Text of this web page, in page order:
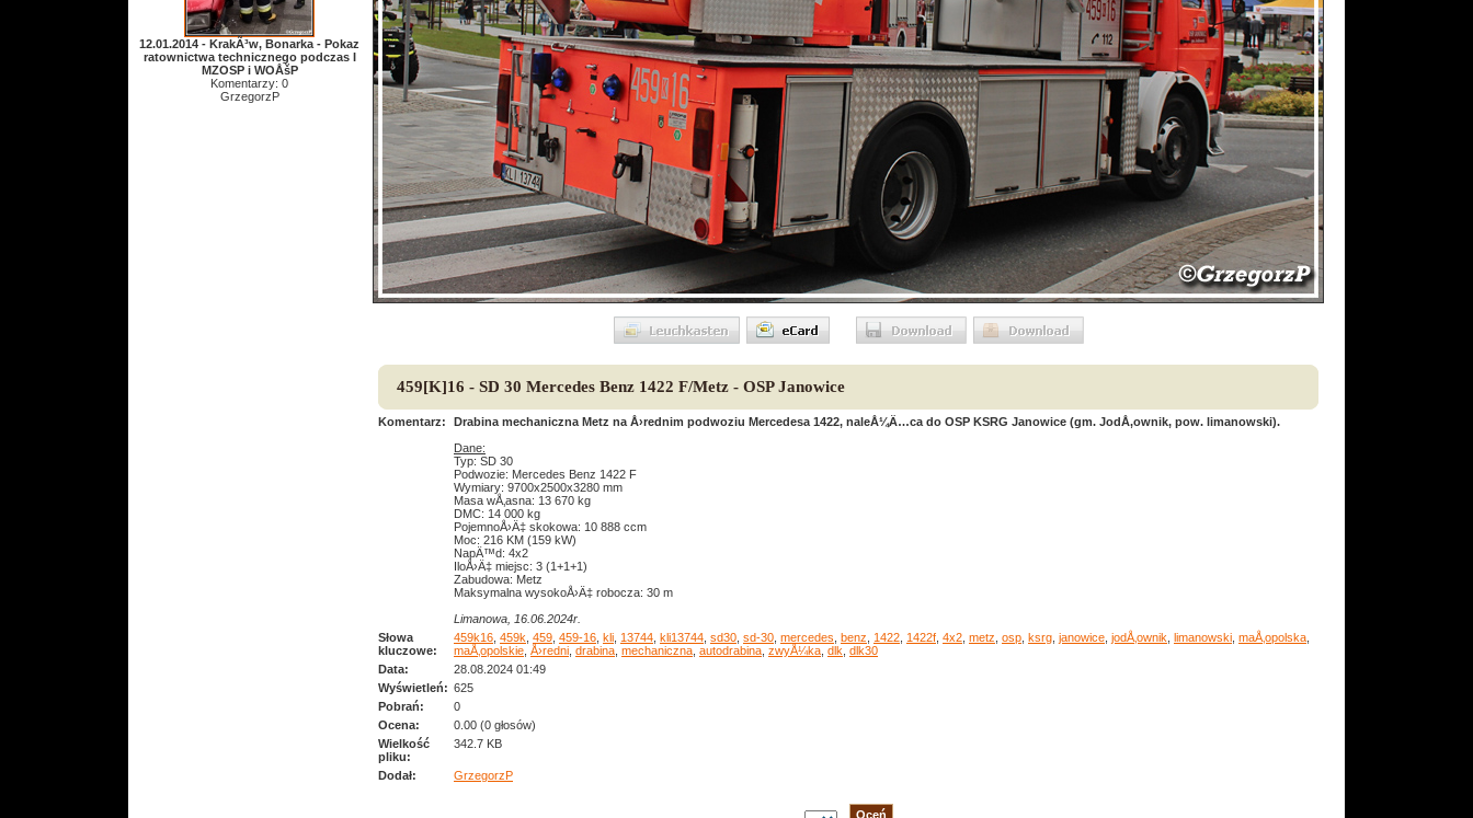
12.01.2014 - KrakÃ³w, Bonarka - Pokaz
ratownictwa technicznego podczas I
MZOSP i WOÅšP
Komentarzy: 0
GrzegorzP
459[K]16 - SD 30 Mercedes Benz 1422 F/Metz - OSP Janowice
Komentarz:
Drabina mechaniczna Metz na Å›rednim podwoziu Mercedesa 1422, naleÅ¼Ä…ca do OSP KSRG Janowice (gm. JodÅ‚ownik, pow. limanowski).
Dane:
Typ: SD 30
Podwozie: Mercedes Benz 1422 F
Wymiary: 9700x2500x3280 mm
Masa wÅ‚asna: 13 670 kg
DMC: 14 000 kg
PojemnoÅ›Ä‡ skokowa: 10 888 ccm
Moc: 216 KM (159 kW)
NapÄ™d: 4x2
IloÅ›Ä‡ miejsc: 3 (1+1+1)
Zabudowa: Metz
Maksymalna wysokoÅ›Ä‡ robocza: 30 m
Limanowa, 16.06.2024r.
Słowa
kluczowe:
459k16 459k 459 459-16 kli 13744 kli13744 sd30 sd-30 mercedes benz 1422 1422f 4x2 metz osp ksrg janowice jodÅ‚ownik limanowski maÅ‚opolska
maÅ‚opolskie Å›redni drabina mechaniczna autodrabina zwyÅ¼ka dlk dlk30
Data:
28.08.2024 01:49
Wyświetleń: 625
Pobrań:
0
Ocena:
0.00 (0 głosów)
Wielkość
pliku:
342.7 KB
Dodał: GrzegorzP